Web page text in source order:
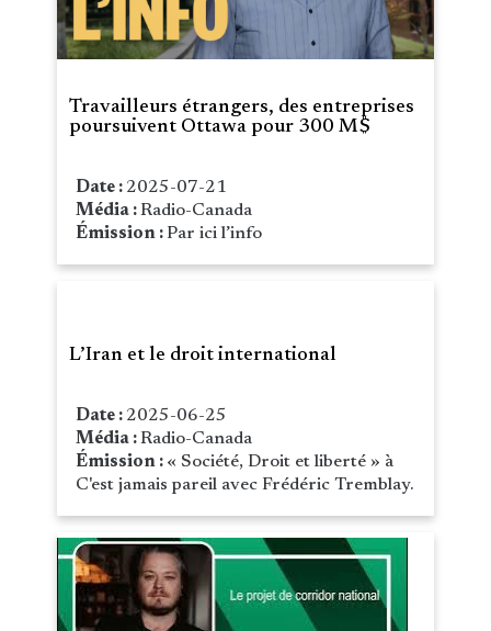
Travailleurs étrangers, des entreprises
poursuivent Ottawa pour 300 M$
Date : 2025-07-21
Média :Radio-Canada
Émission :Par ici l’info
L’Iran et le droit international
Date : 2025-06-25
Média :Radio-Canada
Émission : « Société, Droit et liberté » à
C'est jamais pareil avec Frédéric Tremblay.